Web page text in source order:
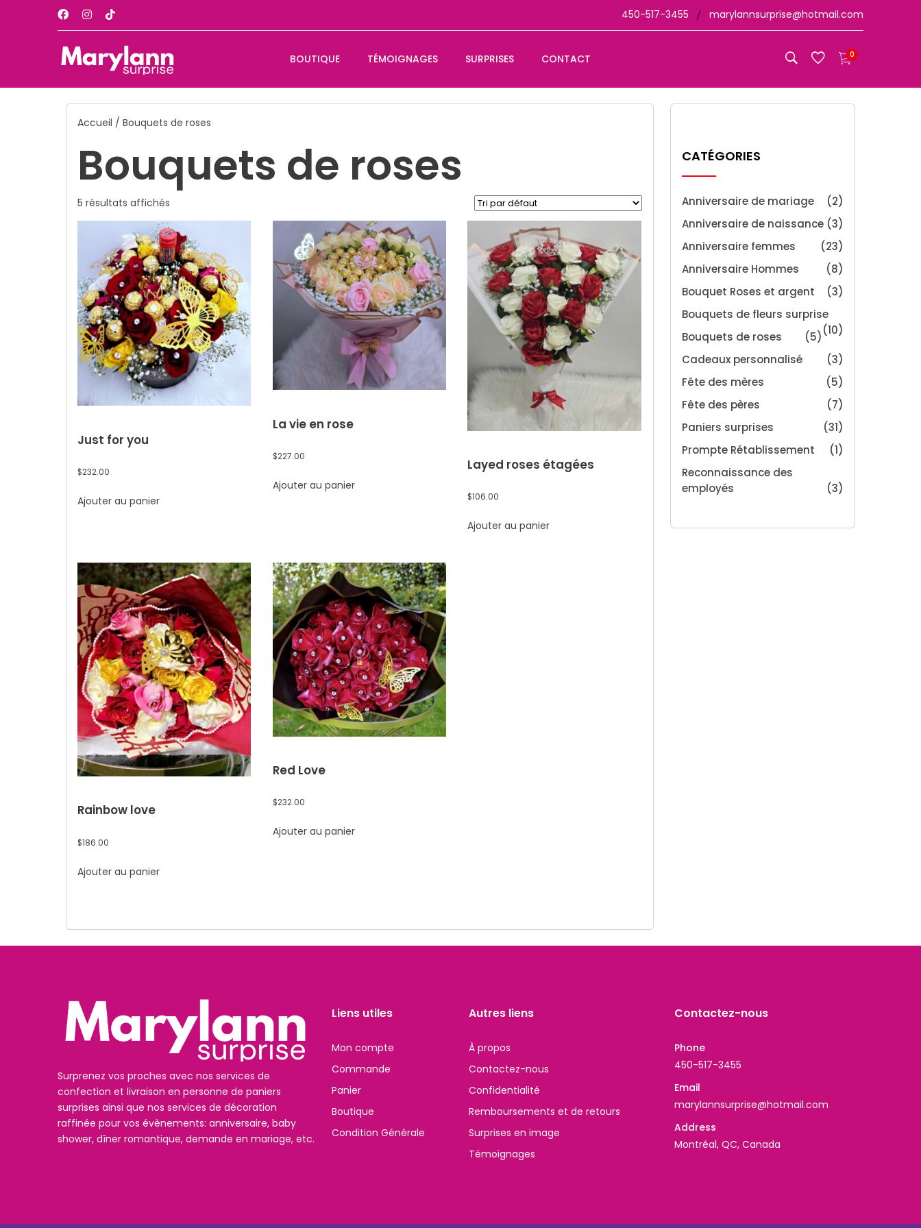
450-517-3455 marylannsurprise@hotmail.com
BOUTIQUE TÉMOIGNAGES SURPRISES CONTACT 0
CATÉGORIES
Anniversaire de mariage
(2)
Anniversaire de naissance (3)
Anniversaire femmes
(23)
Anniversaire Hommes
(8)
Bouquet Roses et argent
(3)
Bouquets de fleurs surprise
(10)
Bouquets de roses
(5)
Cadeaux personnalisé
(3)
Fête des mères
(5)
Fête des pères
(7)
Paniers surprises
(31)
Prompte Rétablissement
(1)
Reconnaissance des
employés
(3)
Accueil / Bouquets de roses
Bouquets de roses
5 résultats affichés
Just for you
$232.00
Ajouter au panier
La vie en rose
$227.00
Ajouter au panier
Layed roses étagées
$106.00
Ajouter au panier
Rainbow love
$186.00
Ajouter au panier
Red Love
$232.00
Ajouter au panier
Surprenez vos proches avec nos services de
confection et livraison en personne de paniers
surprises ainsi que nos services de décoration
raffinée pour vos évènements: anniversaire, baby
shower, dîner romantique, demande en mariage, etc.
Liens utiles
Mon compte
Commande
Panier
Boutique
Condition Générale
Autres liens
À propos
Contactez-nous
Confidentialité
Remboursements et de retours
Surprises en image
Témoignages
Contactez-nous
Phone
450-517-3455
Email
marylannsurprise@hotmail.com
Address
Montréal, QC, Canada